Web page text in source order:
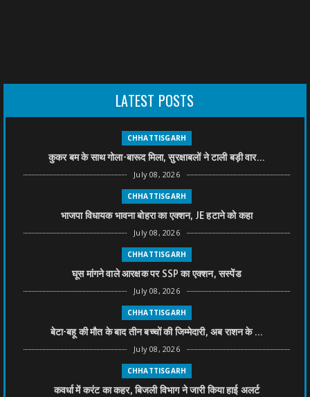
LATEST POSTS
CHHATTISGARH
कुकर बम के साथ गोला-बारूद मिला, सुरक्षाबलों ने टाली बड़ी वार...
July 08, 2026
CHHATTISGARH
भाजपा विधायक भावना बोहरा का एक्शन, JE हटाने को कहा
July 08, 2026
CHHATTISGARH
घूस मांगने वाले आरक्षक पर SSP का एक्शन, सस्पेंड
July 08, 2026
CHHATTISGARH
बेटा-बहू की मौत के बाद तीन बच्चों की जिम्मेदारी, अब राशन के ...
July 08, 2026
CHHATTISGARH
कवर्धा में करंट का कहर, बिजली विभाग ने जारी किया हाई अलर्ट